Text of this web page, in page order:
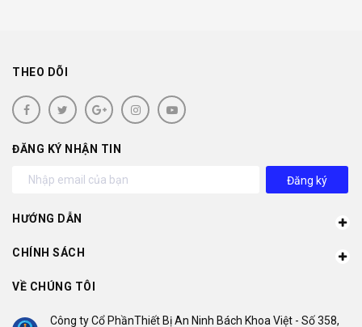
THEO DÕI
ĐĂNG KÝ NHẬN TIN
Đăng ký
HƯỚNG DẪN
CHÍNH SÁCH
VỀ CHÚNG TÔI
Công ty Cổ PhầnThiết Bị An Ninh Bách Khoa Việt - Số 358,